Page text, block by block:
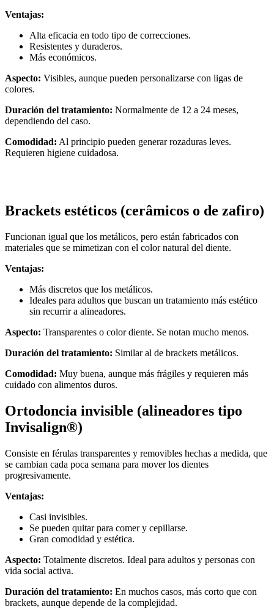
Ventajas:
Alta eficacia en todo tipo de correcciones.
Resistentes y duraderos.
Más económicos.
Aspecto: Visibles, aunque pueden personalizarse con ligas de
colores.
Duración del tratamiento: Normalmente de 12 a 24 meses,
dependiendo del caso.
Comodidad: Al principio pueden generar rozaduras leves.
Requieren higiene cuidadosa.
Brackets estéticos (cerâmicos o de zafiro)
Funcionan igual que los metálicos, pero están fabricados con
materiales que se mimetizan con el color natural del diente.
Ventajas:
Más discretos que los metálicos.
Ideales para adultos que buscan un tratamiento más estético
sin recurrir a alineadores.
Aspecto: Transparentes o color diente. Se notan mucho menos.
Duración del tratamiento: Similar al de brackets metálicos.
Comodidad: Muy buena, aunque más frágiles y requieren más
cuidado con alimentos duros.
Ortodoncia invisible (alineadores tipo
Invisalign®)
Consiste en férulas transparentes y removibles hechas a medida, que
se cambian cada poca semana para mover los dientes
progresivamente.
Ventajas:
Casi invisibles.
Se pueden quitar para comer y cepillarse.
Gran comodidad y estética.
Aspecto: Totalmente discretos. Ideal para adultos y personas con
vida social activa.
Duración del tratamiento: En muchos casos, más corto que con
brackets, aunque depende de la complejidad.